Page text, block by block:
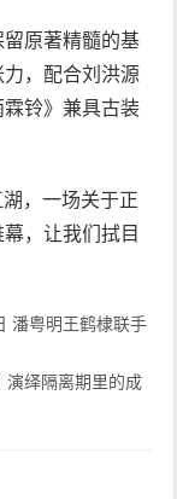
原著精髓的基
，配合刘洪源
铃》兼具古装
，一场关于正
，让我们拭目
潘粤明王鹤棣联手
演绎隔离期里的成